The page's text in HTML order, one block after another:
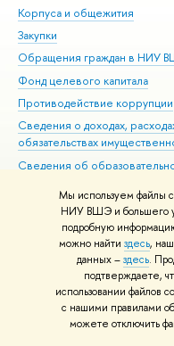
Мы используем файлы
НИУ ВШЭ и большего
подробную
можно найти здесь,
данных –здесь.
подтверждаете,
использовании файлов
с нашими правилами
можете отключить
Корпуса и общежития
Закупки
Обращения граждан в НИУ
Фонд целевого капитала
Противодействие коррупции
Сведения о доходах,
обязательствах
Сведения об
Людям с ограниченными
Единая платежная страница
Работа в Вышке
© НИУ ВШЭ 1993–2026
материалов Политика
Шрифты HSE Sans и HSE Slab